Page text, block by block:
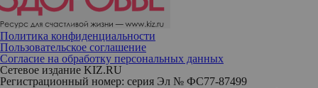
Политика конфиденциальности
Пользовательское соглашение
Согласие на обработку персональных данных
Сетевое издание KIZ.RU
Регистрационный номер: серия Эл № ФС77-87499